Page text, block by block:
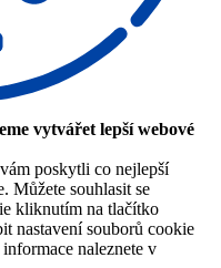
vytvářet lepší webové
poskytli co nejlepší
Můžete souhlasit se
kliknutím na tlačítko
nastavení souborů cookie
naleznete v